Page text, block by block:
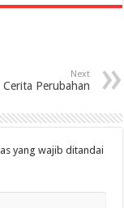
Next
Cerita Perubahan
yang wajib ditandai